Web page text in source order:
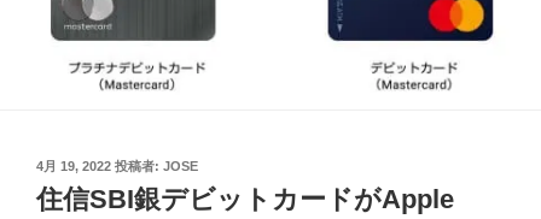
投
稿
日:
4月 19, 2022 投稿者: JOSE
住信SBI銀デビットカードがApple